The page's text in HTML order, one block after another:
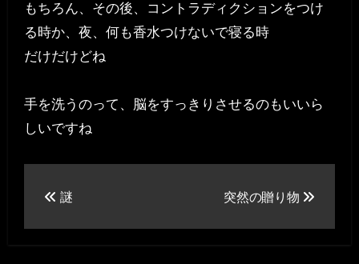
もちろん、その後、コントラディクションをつけ
る時か、夜、何も香水つけないで寝る時
だけだけどね
手を洗うのって、脳をすっきりさせるのもいいら
しいですね
謎 突然の贈り物